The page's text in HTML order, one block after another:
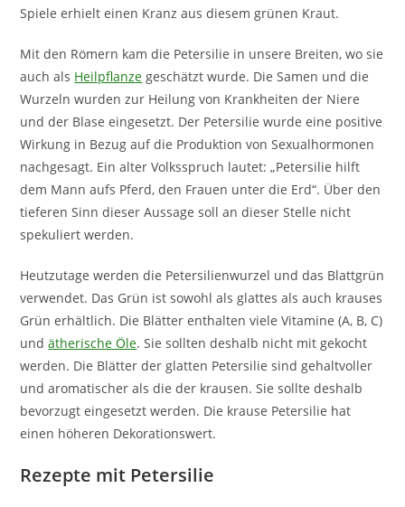
Spiele erhielt einen Kranz aus diesem grünen Kraut.
Mit den Römern kam die Petersilie in unsere Breiten, wo sie
auch als Heilpflanze geschätzt wurde. Die Samen und die
Wurzeln wurden zur Heilung von Krankheiten der Niere
und der Blase eingesetzt. Der Petersilie wurde eine positive
Wirkung in Bezug auf die Produktion von Sexualhormonen
nachgesagt. Ein alter Volksspruch lautet: „Petersilie hilft
dem Mann aufs Pferd, den Frauen unter die Erd“. Über den
tieferen Sinn dieser Aussage soll an dieser Stelle nicht
spekuliert werden.
Heutzutage werden die Petersilienwurzel und das Blattgrün
verwendet. Das Grün ist sowohl als glattes als auch krauses
Grün erhältlich. Die Blätter enthalten viele Vitamine (A, B, C)
undätherische Öle. Sie sollten deshalb nicht mit gekocht
werden. Die Blätter der glatten Petersilie sind gehaltvoller
und aromatischer als die der krausen. Sie sollte deshalb
bevorzugt eingesetzt werden. Die krause Petersilie hat
einen höheren Dekorationswert.
Rezepte mit Petersilie